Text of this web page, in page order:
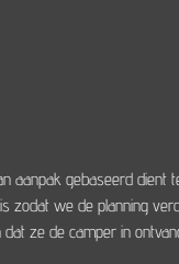
aanpak gebaseerd dient
we de planning
ze de camper in